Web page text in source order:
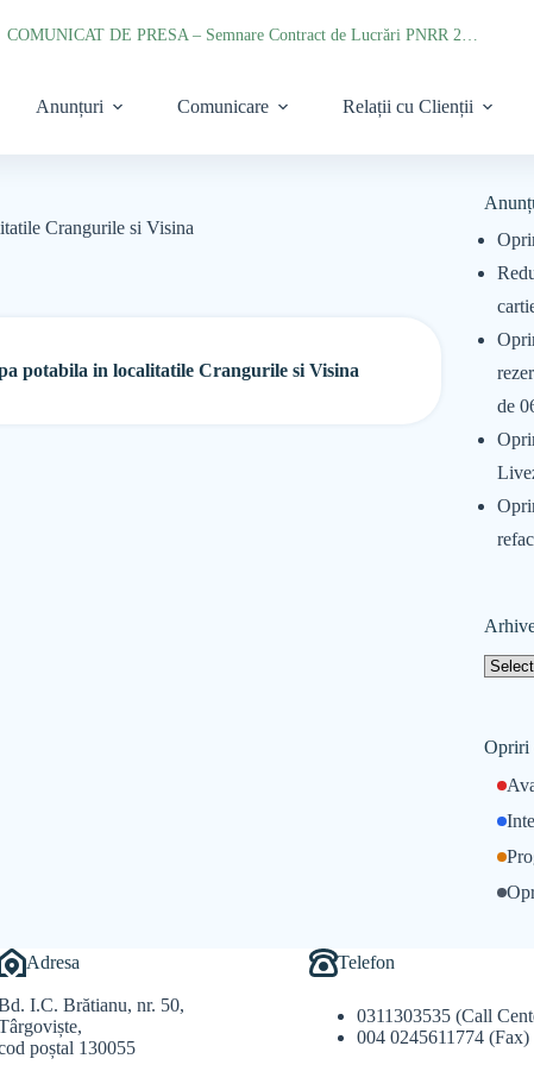
Anunțuri Comunicare Relații cu Clienții
Crangurile si Visina
potabila in localitatile Crangurile si Visina
de
Opriri
Adresa
I.C. Brătianu, nr. 50,
poștal 130055
Telefon
0311303535 (Call
004 0245611774 (Fax)